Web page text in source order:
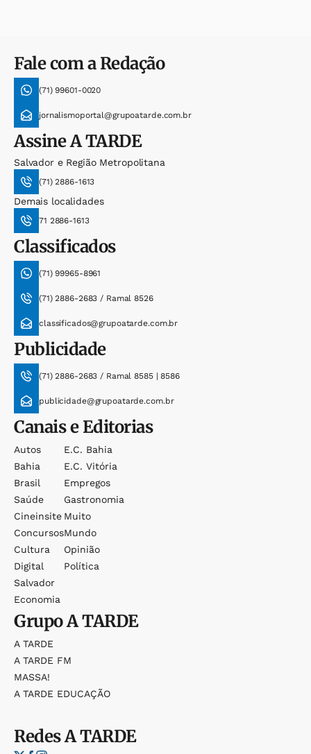
Fale com a Redação
(71) 99601-0020
jornalismoportal@grupoatarde.com.br
AssineA TARDE
Salvador e Região Metropolitana
(71) 2886-1613
Demais localidades
71 2886-1613
Classificados
(71) 99965-8961
(71) 2886-2683 / Ramal 8526
classificados@grupoatarde.com.br
Publicidade
(71) 2886-2683 / Ramal 8585 | 8586
publicidade@grupoatarde.com.br
Canais e Editorias
Autos
Bahia
Brasil
Saúde
Cineinsite
Concursos
Cultura
Digital
Salvador
Economia
E.c. Bahia
E.c. Vitória
Empregos
Gastronomia
Muito
Mundo
Opinião
Política
GrupoA TARDE
A TARDE
A TARDE FM
MASSA!
A TARDE EDUCAÇÃO
RedesA TARDE